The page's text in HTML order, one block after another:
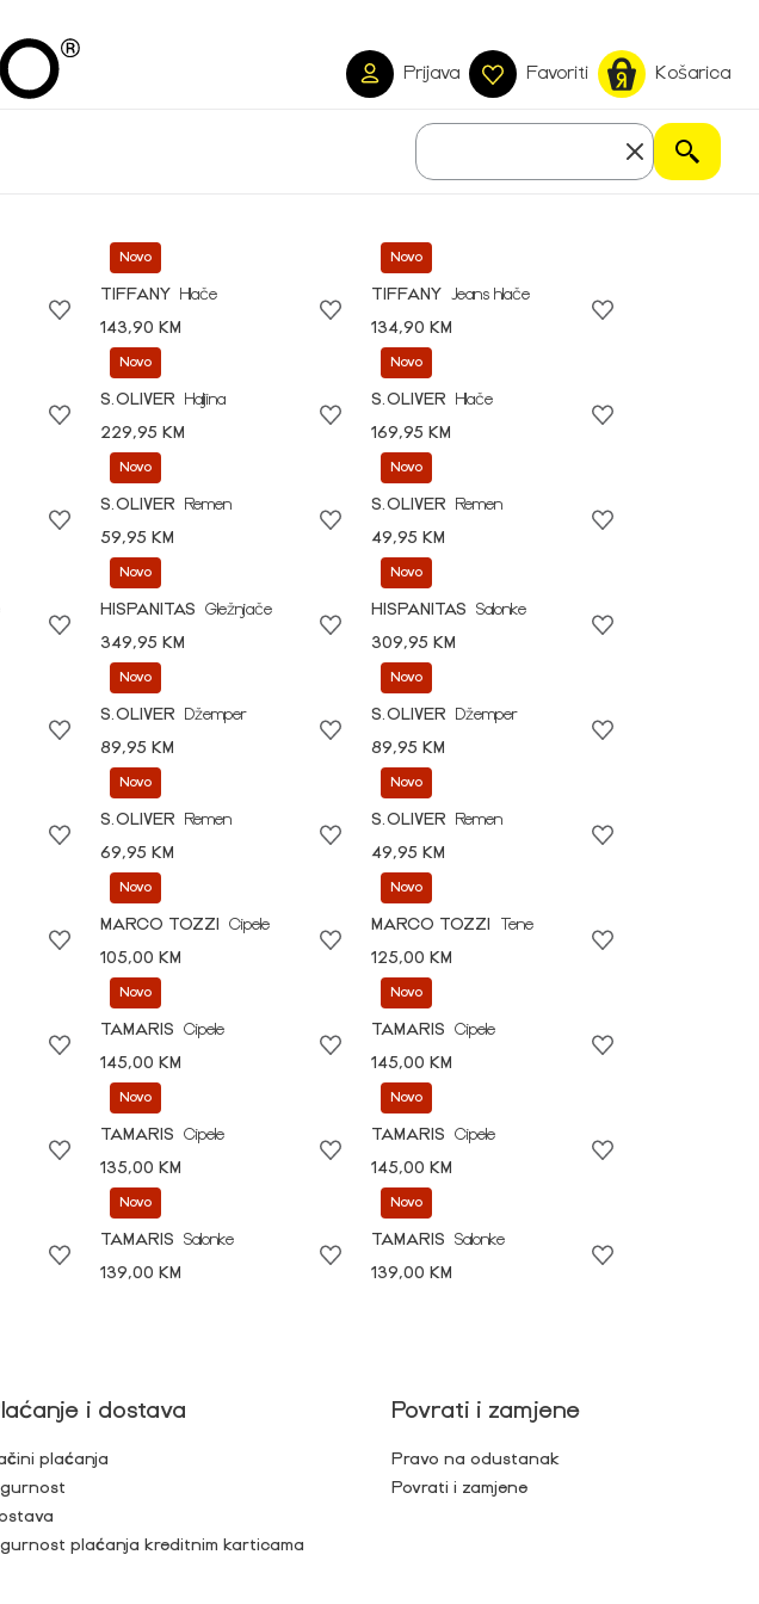
Prijava Favoriti Košarica
Novo
TIFFANY
Hlače
143,90 KM
Novo
TIFFANY
Jeans hlače
134,90 KM
Novo
S.OLIVER
Haljina
229,95 KM
Novo
S.OLIVER
Hlače
169,95 KM
Novo
S.OLIVER
Remen
59,95 KM
Novo
S.OLIVER
Remen
49,95 KM
Novo
HISPANITAS
Gležnjače
349,95 KM
Novo
HISPANITAS
Salonke
309,95 KM
Novo
S.OLIVER
Džemper
89,95 KM
Novo
S.OLIVER
Džemper
89,95 KM
Novo
S.OLIVER
Remen
69,95 KM
Novo
S.OLIVER
Remen
49,95 KM
Novo
MARCO TOZZI
Cipele
105,00 KM
Novo
MARCO TOZZI
Tene
125,00 KM
Novo
TAMARIS
Cipele
145,00 KM
Novo
TAMARIS
Cipele
145,00 KM
Novo
TAMARIS
Cipele
135,00 KM
Novo
TAMARIS
Cipele
145,00 KM
Novo
TAMARIS
Salonke
139,00 KM
Novo
TAMARIS
Salonke
139,00 KM
i dostava
plaćanja
plaćanja kreditnim karticama
Povrati i zamjene
Pravo na odustanak
Povrati i zamjene